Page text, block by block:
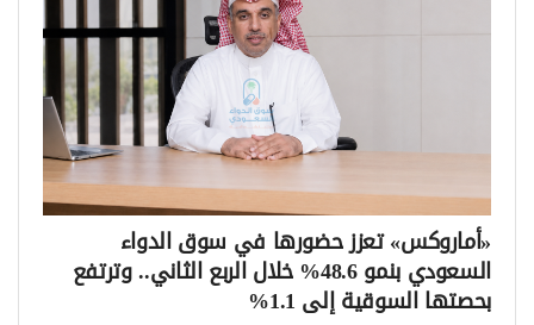
«أماروكس» تعزز حضورها في سوق الدواء
السعودي بنمو 48.6% خلال الربع الثاني.. وترتفع
بحصتها السوقية إلى 1.1%